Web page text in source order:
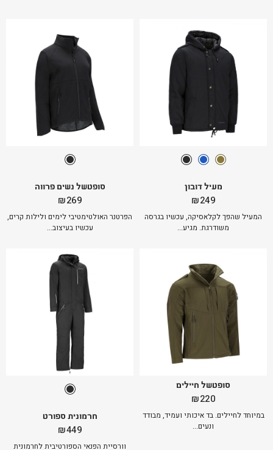
מעיל דובון
₪249
המעיל שהפך לקלאסיקה, עכשיו בגרסה
משודרגת. מגיע...
סופטשל נשים פרווה
₪269
הפרטנר האולטימטיבי לימים ולילות קרים,
עכשיו בעיצוב...
סופטשל חיילים
₪220
במיוחד לחיילים. בד איכותי ועמיד, מבודד
ונעים...
חרמונית ספורט
₪449
וורסיית הפנאי הספורטיבית לחרמונית